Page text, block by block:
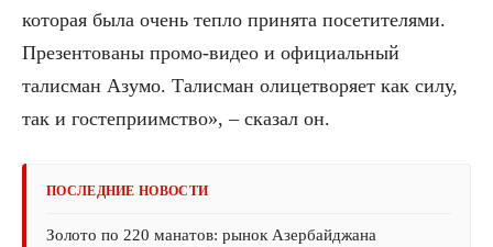
которая была очень тепло принята посетителями.
Презентованы промо-видео и официальный
талисман Азумо. Талисман олицетворяет как силу,
так и гостеприимство», – сказал он.
ПОСЛЕДНИЕ НОВОСТИ
Золото по 220 манатов: рынок Азербайджана